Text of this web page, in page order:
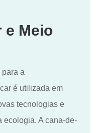
e Meio
a
é utilizada em
tecnologias e
ecologia. A cana-de-